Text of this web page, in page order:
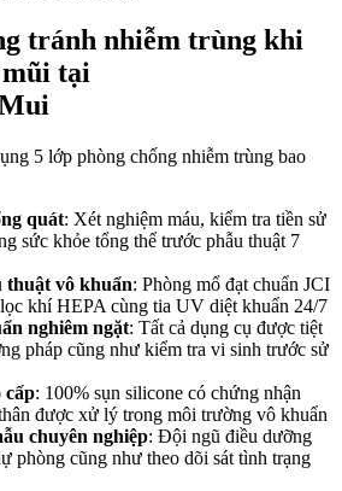
tránh nhiễm trùng khi
tại
5 lớp phòng chống nhiễm trùng bao
quát: Xét nghiệm máu, kiểm tra tiền sử
sức khỏe tổng thể trước phẫu thuật 7
vô khuẩn: Phòng mổ đạt chuẩn JCI
khí HEPA cùng tia UV diệt khuẩn 24/7
nghiêm ngặt: Tất cả dụng cụ được tiệt
pháp cũng như kiểm tra vi sinh trước sử
cấp: 100% sụn silicone có chứng nhận
được xử lý trong môi trường vô khuẩn
chuyên nghiệp: Đội ngũ điều dưỡng
phòng cũng như theo dõi sát tình trạng